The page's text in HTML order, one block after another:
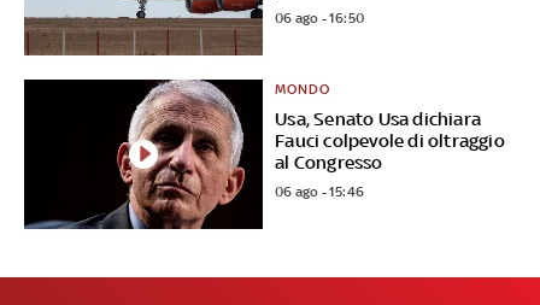
06 ago - 16:50
Usa, Senato Usa dichiara
Fauci colpevole di oltraggio
al Congresso
MONDO
06 ago - 15:46